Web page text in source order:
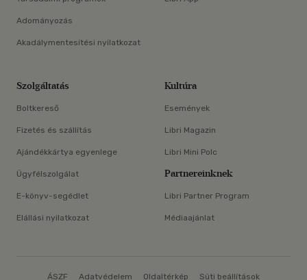
Adományozás
Akadálymentesítési nyilatkozat
Szolgáltatás
Boltkereső
Fizetés és szállítás
Ajándékkártya egyenlege
Ügyfélszolgálat
E-könyv-segédlet
Elállási nyilatkozat
Kultúra
Események
Libri Magazin
Libri Mini Polc
Partnereinknek
Libri Partner Program
Médiaajánlat
ÁSZF Adatvédelem Oldaltérkép Süti beállítások